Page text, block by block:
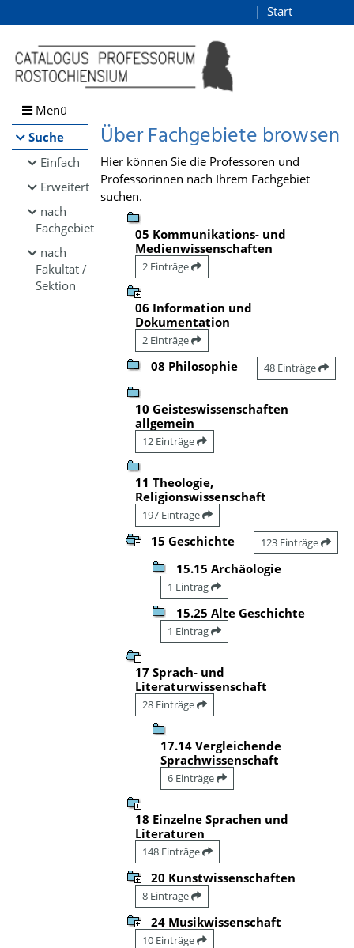
Browsen
direkt zum Inhalt
Start
Menü
Suche
Einfach
Erweitert
nach
Fachgebiet
nach
Fakultät /
Sektion
Über Fachgebiete browsen
Hier können Sie die Professoren und
Professorinnen nach Ihrem Fachgebiet
suchen.
05 Kommunikations- und
Medienwissenschaften
2 Einträge
06 Information und
Dokumentation
2 Einträge
08 Philosophie 48 Einträge
10 Geisteswissenschaften
allgemein
12 Einträge
11 Theologie,
Religionswissenschaft
197 Einträge
15 Geschichte 123 Einträge
15.15 Archäologie
1 Eintrag
15.25 Alte Geschichte
1 Eintrag
17 Sprach- und
Literaturwissenschaft
28 Einträge
17.14 Vergleichende
Sprachwissenschaft
6 Einträge
18 Einzelne Sprachen und
Literaturen
148 Einträge
20 Kunstwissenschaften
8 Einträge
24 Musikwissenschaft
10 Einträge